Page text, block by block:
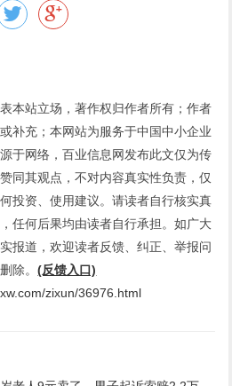
本站立场，著作权归作者所有；作者
补充；本网站为服务于中国中小企业
于网络，百业信息网发布此文仅为传
同其观点，不对内容真实性负责，仅
投资、使用建议。请读者自行核实真
任何后果均由读者自行承担。如广大
报道，欢迎读者反馈、纠正、举报问
除。(反馈入口)
zixun/36976.html